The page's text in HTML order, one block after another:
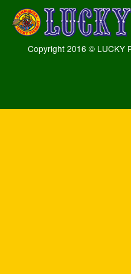
Copyright 2016 © LUCKY